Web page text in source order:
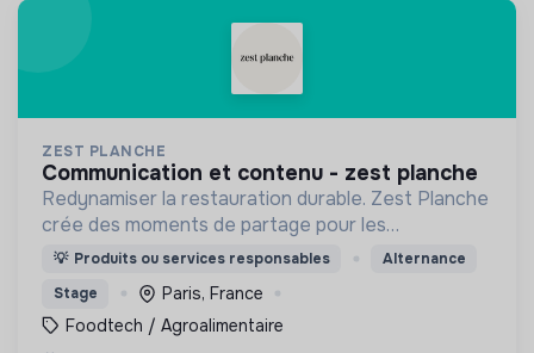
ZEST PLANCHE
communication et contenu - zest planche
Redynamiser la restauration durable. Zest Planche
crée des moments de partage pour les
entreprises allant de 20 à 1000 Zesteurs en livrant
faites maison.
💡 Produits ou services responsables
Alternance
Stage
Paris, France
Foodtech / Agroalimentaire